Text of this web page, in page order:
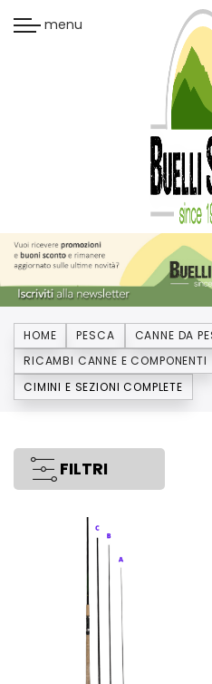
menu
HOME PESCA
CANNE DA
RICAMBI CANNE E COMPONENTI
CIMINI E SEZIONI COMPLETE
FILTRI